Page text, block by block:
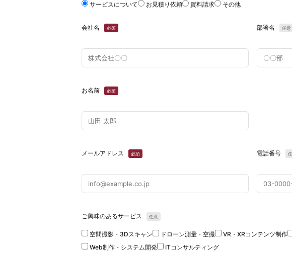
サービスについて お見積り依頼 資料請求 その他
会社名 必須 部署名 任意
お名前 必須
メールアドレス 必須 電話番号
ご興味のあるサービス 任意
空間撮影・3Dスキャン ドローン測量・空撮 VR・XRコンテンツ制作
Web制作・システム開発
ITコンサルティング